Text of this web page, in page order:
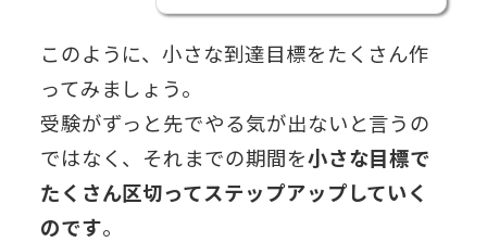
このように、小さな到達目標をたくさん作
ってみましょう。
受験がずっと先でやる気が出ないと言うの
ではなく、それまでの期間を小さな目標で
たくさん区切ってステップアップしていく
のです。